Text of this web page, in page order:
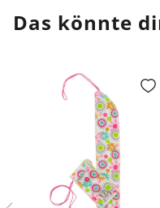
Das könnte